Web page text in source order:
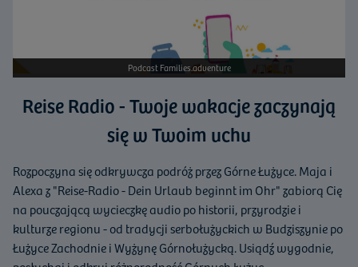
Podcast Families.adventure
Reise Radio - Twoje wakacje zaczynają
się w Twoim uchu
Rozpoczyna się odkrywcza podróż przez Górne Łużyce. Maja i
Alexa z "Reise-Radio - Dein Urlaub beginnt im Ohr" zabiorą Cię
na pouczającą wycieczkę audio po historii, przyrodzie i
kulturze regionu - od tradycji serbołużyckich w Budziszynie po
Łużyce Zachodnie i Wyżynę Górnołużycką. Usiądź wygodnie,